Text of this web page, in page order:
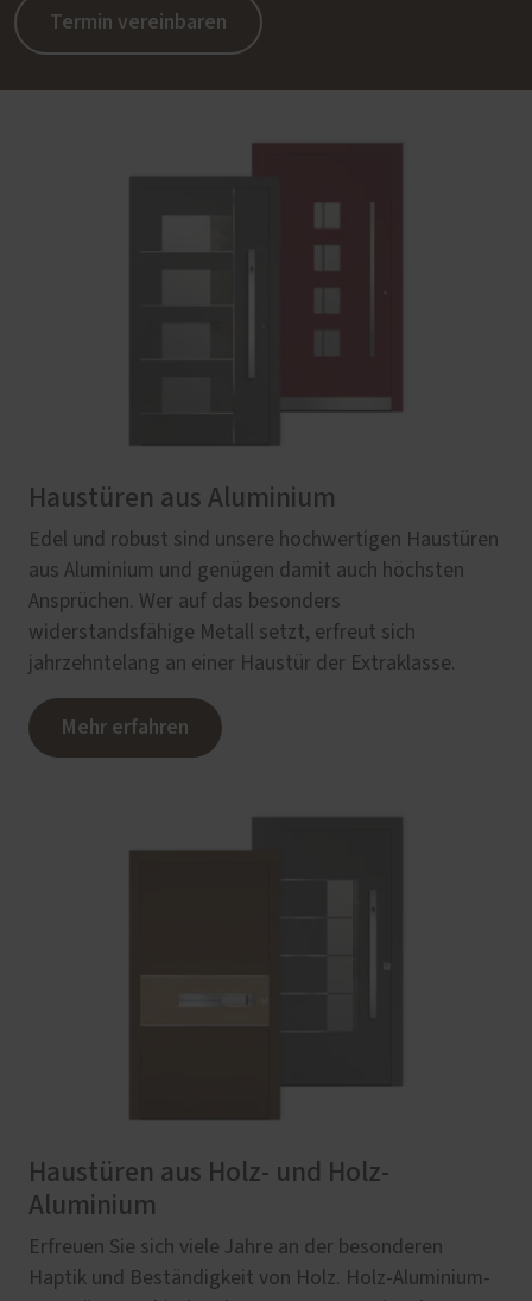
Termin vereinbaren
Haustüren aus Aluminium
Edel und robust sind unsere hochwertigen Haustüren
aus Aluminium und genügen damit auch höchsten
Ansprüchen. Wer auf das besonders
widerstandsfähige Metall setzt, erfreut sich
jahrzehntelang an einer Haustür der Extraklasse.
Mehr erfahren
Haustüren aus Holz- und Holz-
Aluminium
Erfreuen Sie sich viele Jahre an der besonderen
Haptik und Beständigkeit von Holz. Holz-Aluminium-